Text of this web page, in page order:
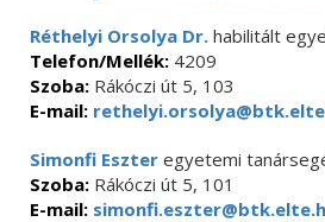
Réthelyi Orsolya Dr. habilitált
Telefon/Mellék: 4209
Szoba: Rákóczi út 5, 103
E-mail:
Simonfi Eszter egyetemi
Szoba: Rákóczi út 5, 101
E-mail: